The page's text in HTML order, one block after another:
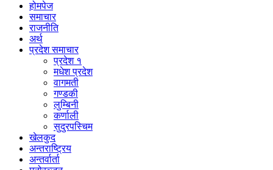
होमपेज
समाचार
राजनीति
अर्थ
प्रदेश समाचार
प्रदेश १
मधेश प्रदेश
वागमती
गण्डकी
लुम्बिनी
कर्णाली
सुदुरपस्चिम
खेलकुद
अन्तराष्ट्रिय
अन्तर्वार्ता